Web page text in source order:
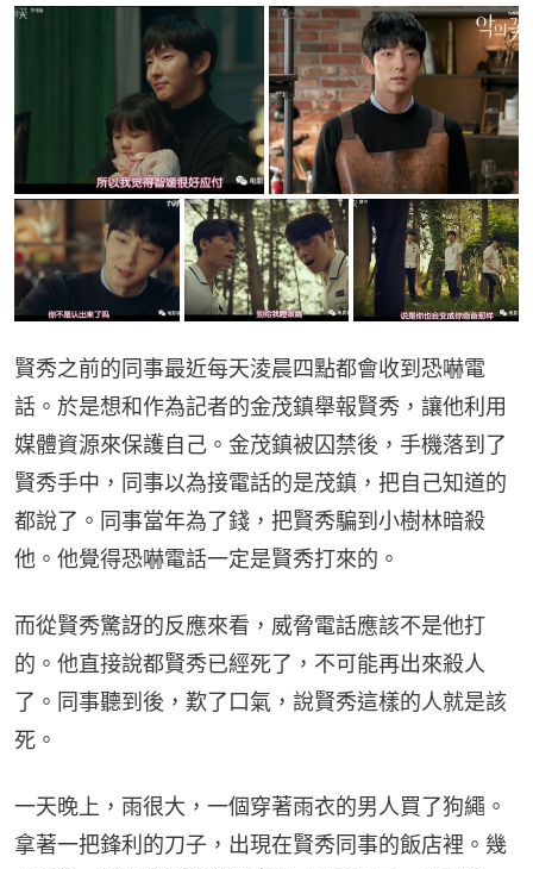
賢秀之前的同事最近每天淩晨四點都會收到恐嚇電
話。於是想和作為記者的金茂鎮舉報賢秀，讓他利用
媒體資源來保護自己。金茂鎮被囚禁後，手機落到了
賢秀手中，同事以為接電話的是茂鎮，把自己知道的
都說了。同事當年為了錢，把賢秀騙到小樹林暗殺
他。他覺得恐嚇電話一定是賢秀打來的。
而從賢秀驚訝的反應來看，威脅電話應該不是他打
的。他直接說都賢秀已經死了，不可能再出來殺人
了。同事聽到後，歎了口氣，說賢秀這樣的人就是該
死。
一天晚上，雨很大，一個穿著雨衣的男人買了狗繩。
拿著一把鋒利的刀子，出現在賢秀同事的飯店裡。幾